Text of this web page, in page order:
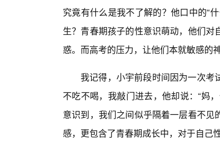
究竟有什么是我不了解的？他口中的“
生？青春期孩子的性意识萌动，他们
惑。而高考的压力，让他们本就敏感的
我记得，小宇前段时间因为一次
不吃不喝，我敲门进去，他却说：“妈
意识到，我们之间似乎隔着一层看不
感，更包含了青春期成长中，对于自己